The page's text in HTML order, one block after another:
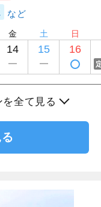
金
14
土
15
日
16
全て見る